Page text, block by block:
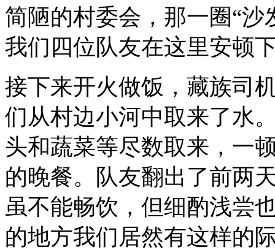
简陋的村委会，那一圈“
我们四位队友在这里安顿
接下来开火做饭，藏族司
们从村边小河中取来了水
头和蔬菜等尽数取来，一
的晚餐。队友翻出了前两
虽不能畅饮，但细酌浅尝
的地方我们居然有这样的